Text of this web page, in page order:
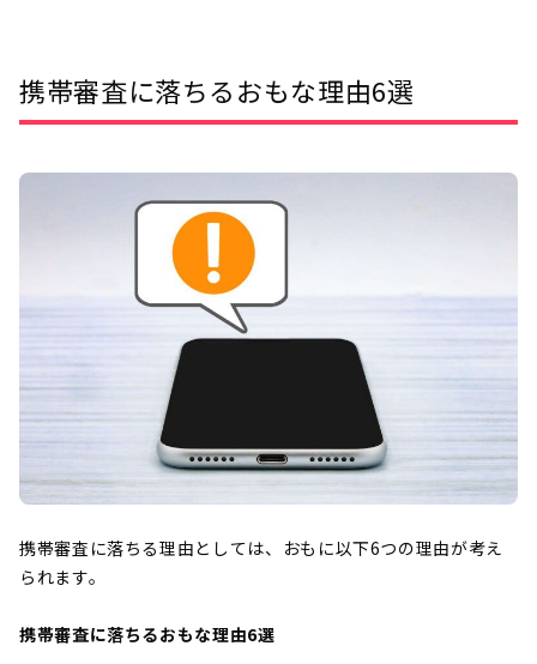
携帯審査に落ちるおもな理由6選
携帯審査に落ちる理由としては、おもに以下6つの理由が考え
られます。
携帯審査に落ちるおもな理由6選